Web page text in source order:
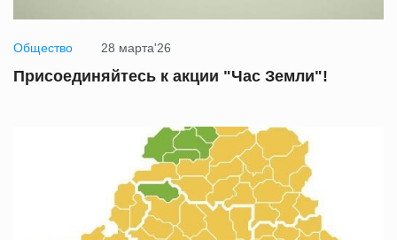
Общество 28 марта'26
Присоединяйтесь к акции "Час Земли"!